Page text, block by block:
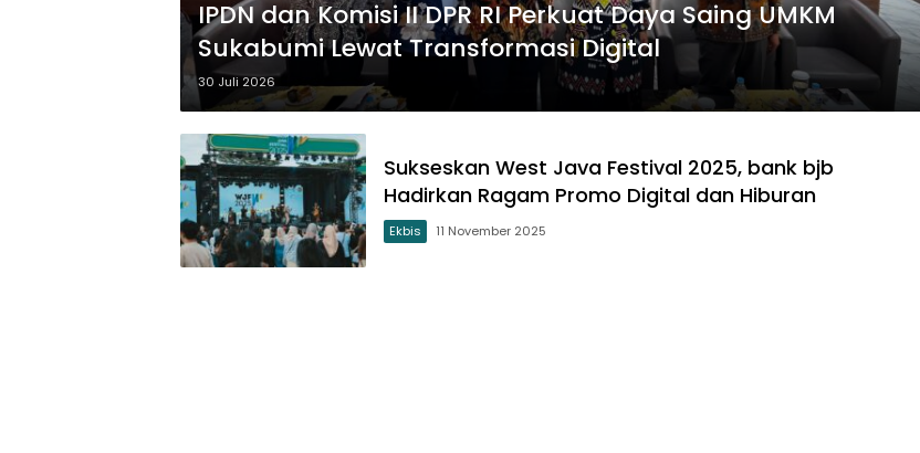
IPDN dan Komisi II DPR RI Perkuat Daya Saing UMKM
Sukabumi Lewat Transformasi Digital
30 Juli 2026
Sukseskan West Java Festival 2025, bank bjb
Hadirkan Ragam Promo Digital dan Hiburan
Ekbis 11 November 2025